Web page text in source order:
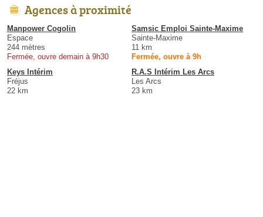
Agences à proximité
Manpower Cogolin
Espace
244 mètres
Fermée, ouvre demain à 9h30
Samsic Emploi Sainte-Maxime
Sainte-Maxime
11 km
Fermée, ouvre à 9h
Keys Intérim
Fréjus
22 km
R.A.S Intérim Les Arcs
Les Arcs
23 km